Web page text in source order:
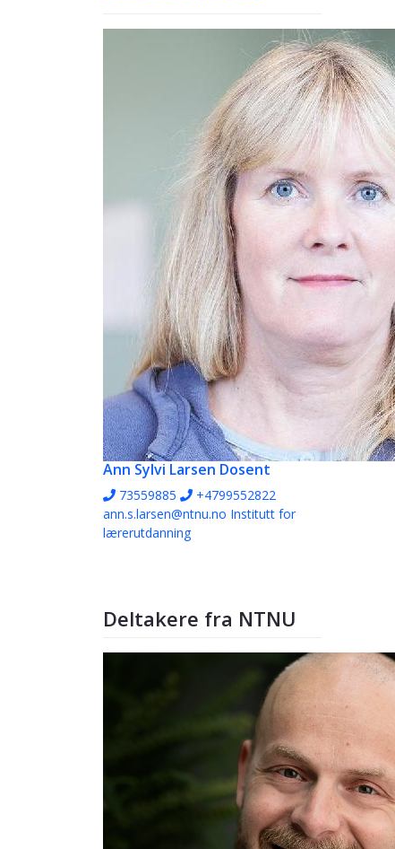
Ann Sylvi Larsen Dosent
73559885
+4799552822
ann.s.larsen@ntnu.no Institutt for
lærerutdanning
Deltakere fra NTNU